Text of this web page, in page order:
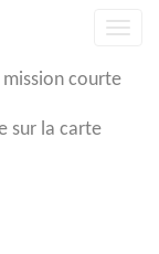
courte
sur la carte